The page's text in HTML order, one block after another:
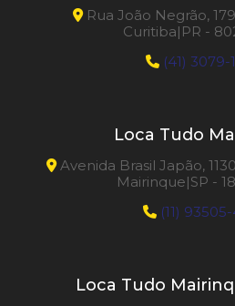
Rua João Negrão,
Curitiba|PR -
(41) 3079-
Loca Tudo
Avenida Brasil Japão,
Mairinque|SP -
(11)
Loca Tudo